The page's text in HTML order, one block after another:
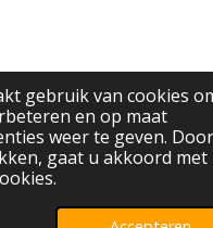
gebruik van cookies
en op maat
weer te geven.
gaat u akkoord